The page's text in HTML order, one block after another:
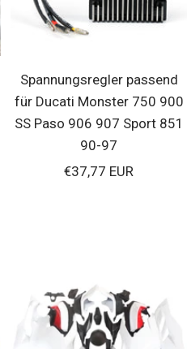
Spannungsregler passend
für Ducati Monster 750 900
SS Paso 906 907 Sport 851
90-97
Verkaufspreis
€37,77 EUR